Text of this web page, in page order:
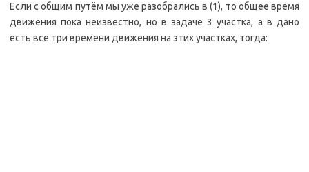
Если с общим путём мы уже разобрались в (1), то общее время
движения пока неизвестно, но в задаче 3 участка, а в дано
есть все три времени движения на этих участках, тогда: